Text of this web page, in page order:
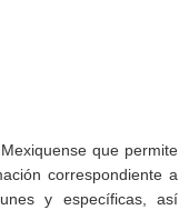
que permite
correspondiente a
y específicas, así